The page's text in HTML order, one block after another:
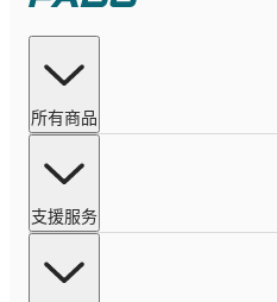
所有商品
支援服务